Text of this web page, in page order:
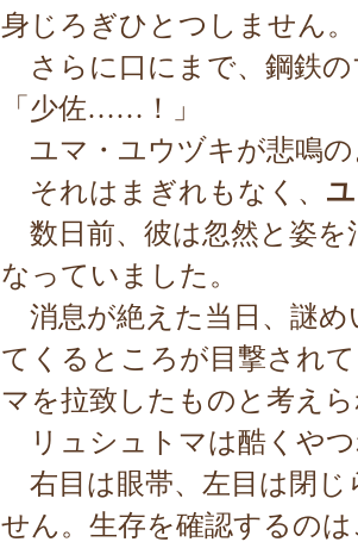
身じろぎひとつしません。
さらに口にまで、鋼鉄
「少佐……！」
ユマ・ユウヅキが悲鳴
それはまぎれもなく、
数日前、彼は忽然と姿を
なっていました。
消息が絶えた当日、謎め
てくるところが目撃され
マを拉致したものと考え
リュシュトマは酷くや
右目は眼帯、左目は閉じ
せん。生存を確認するの